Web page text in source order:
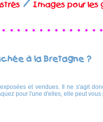
Images pour les
à la Bretagne ?
et vendues. Il ne s'agit
pour l'une d'elles, elle peut